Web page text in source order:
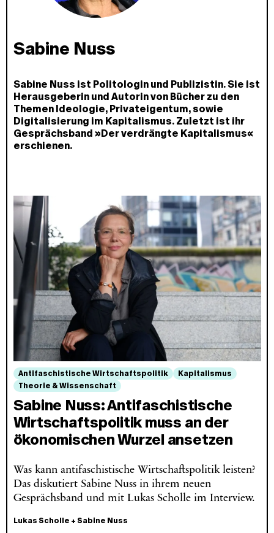
Sabine Nuss
Sabine Nuss ist Politologin und Publizistin. Sie ist
Herausgeberin und Autorin von Bücher zu den
Themen Ideologie, Privateigentum, sowie
Digitalisierung im Kapitalismus. Zuletzt ist ihr
Gesprächsband »Der verdrängte Kapitalismus«
erschienen.
Antifaschistische Wirtschaftspolitik
Kapitalismus
Theorie & Wissenschaft
Sabine Nuss: Antifaschistische
Wirtschaftspolitik muss an der
ökonomischen Wurzel ansetzen
Was kann antifaschistische Wirtschaftspolitik leisten?
Das diskutiert Sabine Nuss in ihrem neuen
Gesprächsband und mit Lukas Scholle im Interview.
Lukas Scholle + Sabine Nuss